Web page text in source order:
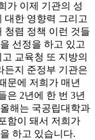
가 이제 기관의 성
대한 영향력 그리고
청렴 정책 이런 것들
선정을 하고 있고
교육청 또 지방의
든지 준정부 기관은
문에 저희가 매년
은 2년에 한 번 3년
해는 국공립대학과
함이 돼서 저희가
하고 있습니다.